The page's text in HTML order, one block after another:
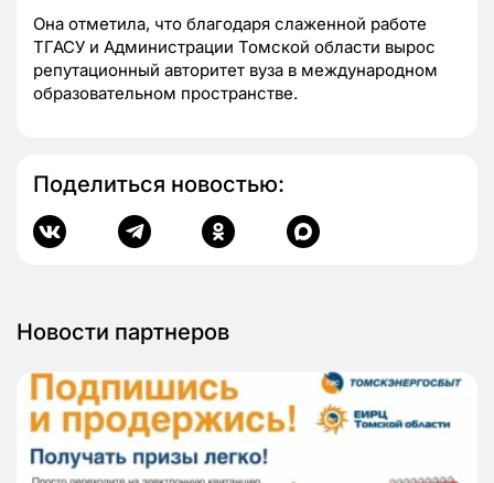
Она отметила, что благодаря слаженной работе
ТГАСУ и Администрации Томской области вырос
репутационный авторитет вуза в международном
образовательном пространстве.
Поделиться новостью:
Новости партнеров